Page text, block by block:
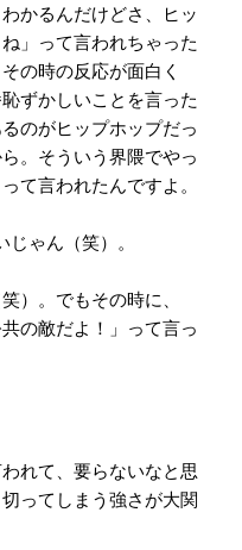
かるんだけどさ、ヒッ
」って言われちゃった
の時の反応が面白く
ずかしいことを言った
のがヒップホップだっ
。そういう界隈でやっ
て言われたんですよ。
ゃん（笑）。
）。でもその時に、
の敵だよ！」って言っ
れて、要らないなと思
ってしまう強さが大関